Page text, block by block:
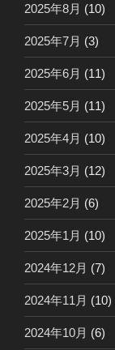
2025年8月 (10)
2025年7月 (3)
2025年6月 (11)
2025年5月 (11)
2025年4月 (10)
2025年3月 (12)
2025年2月 (6)
2025年1月 (10)
2024年12月 (7)
2024年11月 (10)
2024年10月 (6)